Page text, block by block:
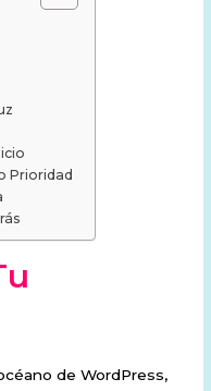
Prioridad
de WordPress,